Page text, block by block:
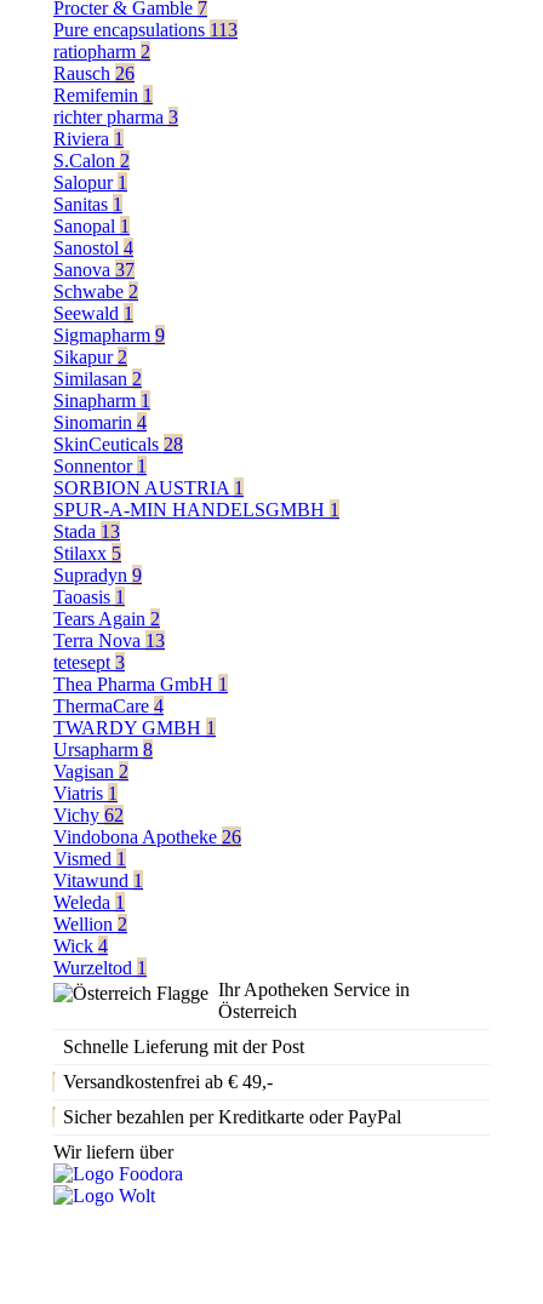
Procter & Gamble 7
Pure encapsulations 113
ratiopharm 2
Rausch 26
Remifemin 1
richter pharma 3
Riviera 1
S.Calon 2
Salopur 1
Sanitas 1
Sanopal 1
Sanostol 4
Sanova 37
Schwabe 2
Seewald 1
Sigmapharm 9
Sikapur 2
Similasan 2
Sinapharm 1
Sinomarin 4
SkinCeuticals 28
Sonnentor 1
SORBION AUSTRIA 1
SPUR-A-MIN HANDELSGMBH 1
Stada 13
Stilaxx 5
Supradyn 9
Taoasis 1
Tears Again 2
Terra Nova 13
tetesept 3
Thea Pharma GmbH 1
ThermaCare 4
TWARDY GMBH 1
Ursapharm 8
Vagisan 2
Viatris 1
Vichy 62
Vindobona Apotheke 26
Vismed 1
Vitawund 1
Weleda 1
Wellion 2
Wick 4
Wurzeltod 1
Ihr Apotheken Service in
Österreich
Schnelle Lieferung mit der Post
Versandkostenfrei ab € 49,-
Sicher bezahlen per Kreditkarte oder PayPal
Wir liefern über